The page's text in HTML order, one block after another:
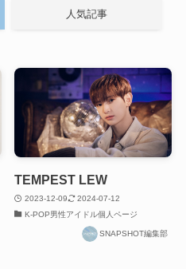
人気記事
TEMPEST LEW
2023-12-09
2024-07-12
K-POP男性アイドル個人ページ
SNAPSHOT編集部